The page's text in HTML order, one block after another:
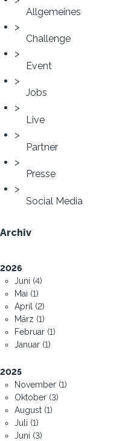
Allgemeines
Challenge
Event
Jobs
Live
Partner
Presse
Social Media
Archiv
2026
Juni (4)
Mai (1)
April (2)
März (1)
Februar (1)
Januar (1)
2025
November (1)
Oktober (3)
August (1)
Juli (1)
Juni (3)